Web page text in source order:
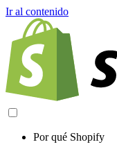
Ir al contenido
Por qué Shopify